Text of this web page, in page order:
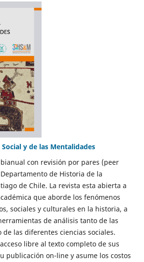
y de las Mentalidades
con revisión por pares (peer
de Historia de la
de Chile. La revista esta abierta a
que aborde los fenómenos
sociales y culturales en la historia, a
de análisis tanto de las
de las diferentes ciencias sociales.
libre al texto completo de sus
publicación on-line y asume los costos